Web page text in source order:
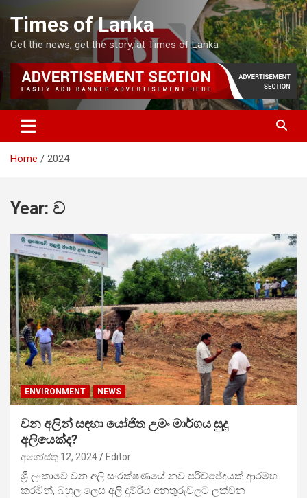
to
content
Times of Lanka
Get the news, get the story, at Times of Lanka
Home 2024
Year: ව
ENVIRONMENT NEWS
වන අලින් සඳහා යෝජිත උමං මාර්ගය සුදු
අලියෙක්ද?
අගෝස්තු 12, 2024 Editor
ශ්‍රී ලංකාවේ වන අලි සංරක්ෂණයේ නව පරිච්ඡේදයක් ආරම්භ
කරමින්, බහුල ලෙස අලි දුම්රිය අනතුරුවලට ලක්වන